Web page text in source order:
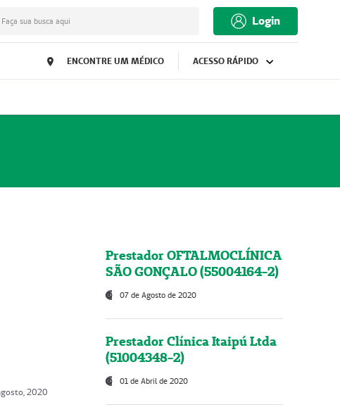
Faça sua busca aqui Login
ENCONTRE UM MÉDICO ACESSO RÁPIDO
2020
Prestador OFTALMOCLÍNICA
SÃO GONÇALO (55004164-2)
07 de Agosto de 2020
Prestador Clínica Itaipú Ltda
(51004348-2)
01 de Abril de 2020